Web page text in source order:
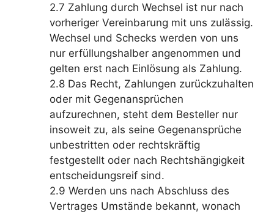
2.7 Zahlung durch Wechsel ist nur nach
vorheriger Vereinbarung mit uns zulässig.
Wechsel und Schecks werden von uns
nur erfüllungshalber angenommen und
gelten erst nach Einlösung als Zahlung.
2.8 Das Recht, Zahlungen zurückzuhalten
oder mit Gegenansprüchen
aufzurechnen, steht dem Besteller nur
insoweit zu, als seine Gegenansprüche
unbestritten oder rechtskräftig
festgestellt oder nach Rechtshängigkeit
entscheidungsreif sind.
2.9 Werden uns nach Abschluss des
Vertrages Umstände bekannt, wonach